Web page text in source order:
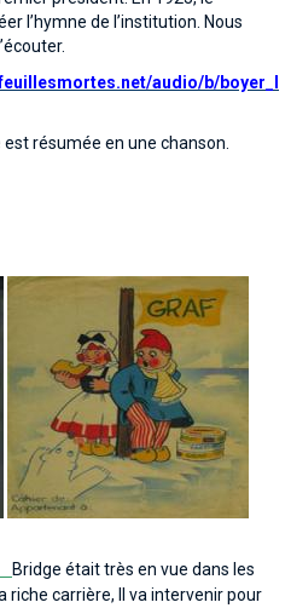
l’hymne de l’institution. Nous
audio/b/boyer_l
résumée en une chanson.
Bridge était très en vue dans les
riche carrière, Il va intervenir pour